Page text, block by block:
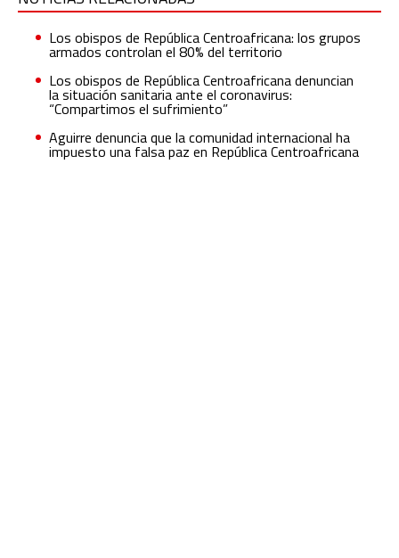
Los obispos de República Centroafricana: los grupos
armados controlan el 80% del territorio
Los obispos de República Centroafricana denuncian
la situación sanitaria ante el coronavirus:
“Compartimos el sufrimiento”
Aguirre denuncia que la comunidad internacional ha
impuesto una falsa paz en República Centroafricana